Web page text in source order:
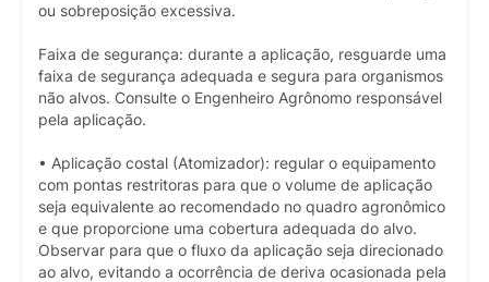
ou sobreposição excessiva.
Faixa de segurança: durante a aplicação, resguarde uma
faixa de segurança adequada e segura para organismos
não alvos. Consulte o Engenheiro Agrônomo responsável
pela aplicação.
• Aplicação costal (Atomizador): regular o equipamento
com pontas restritoras para que o volume de aplicação
seja equivalente ao recomendado no quadro agronômico
e que proporcione uma cobertura adequada do alvo.
Observar para que o fluxo da aplicação seja direcionado
ao alvo, evitando a ocorrência de deriva ocasionada pela